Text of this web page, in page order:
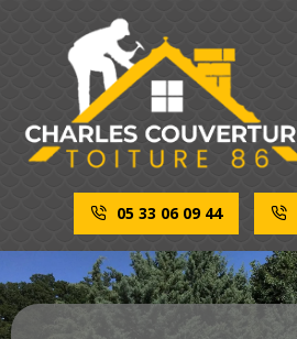
05 33 06 09 44